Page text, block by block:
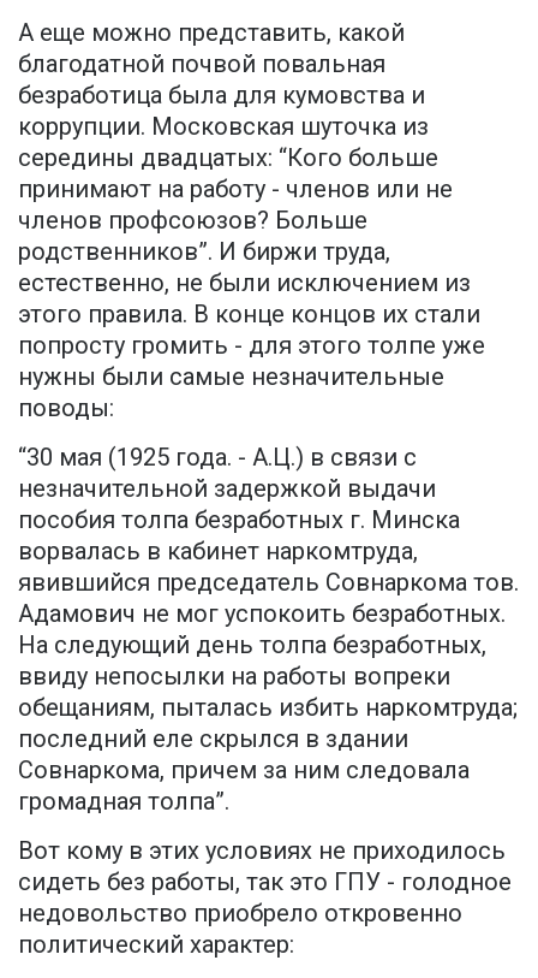
А еще можно представить, какой
благодатной почвой повальная
безработица была для кумовства и
коррупции. Московская шуточка из
середины двадцатых: “Кого больше
принимают на работу - членов или не
членов профсоюзов? Больше
родственников”. И биржи труда,
естественно, не были исключением из
этого правила. В конце концов их стали
попросту громить - для этого толпе уже
нужны были самые незначительные
поводы:
“30 мая (1925 года. - А.Ц.) в связи с
незначительной задержкой выдачи
пособия толпа безработных г. Минска
ворвалась в кабинет наркомтруда,
явившийся председатель Совнаркома тов.
Адамович не мог успокоить безработных.
На следующий день толпа безработных,
ввиду непосылки на работы вопреки
обещаниям, пыталась избить наркомтруда;
последний еле скрылся в здании
Совнаркома, причем за ним следовала
громадная толпа”.
Вот кому в этих условиях не приходилось
сидеть без работы, так это ГПУ - голодное
недовольство приобрело откровенно
политический характер: